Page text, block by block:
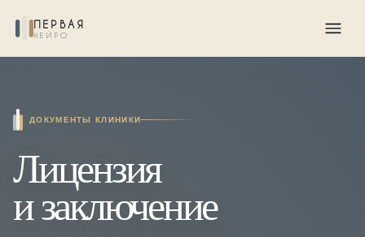
ПЕРВАЯ
НЕЙРО
ДОКУМЕНТЫ КЛИНИКИ
Лицензия
и заключение